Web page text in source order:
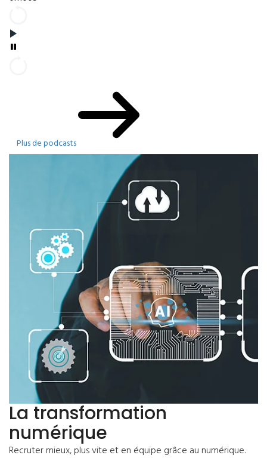
Plus de podcasts
La transformation
numérique
Recruter mieux, plus vite et en équipe grâce au numérique.